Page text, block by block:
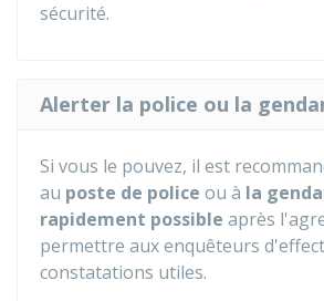
sécurité.
Alerter la police ou la
Si vous le pouvez, il est
au poste de police ou à la
rapidement possible après
permettre aux enquêteurs
constatations utiles.